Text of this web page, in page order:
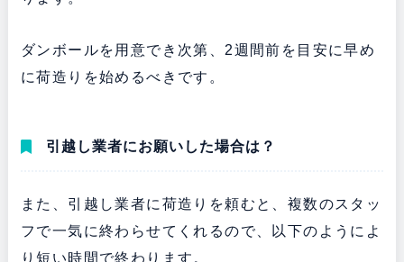
ダンボールを用意でき次第、2週間前を目安に早め
に荷造りを始めるべきです。
引越し業者にお願いした場合は？
また、引越し業者に荷造りを頼むと、複数のスタッ
フで一気に終わらせてくれるので、以下のようによ
り短い時間で終わります。